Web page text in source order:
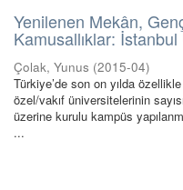
Yenilenen Mekân,
Kamusallıklar:
Çolak, Yunus (2015-04)
Türkiye’de son on yılda
özel/vakıf üniversitelerinin
üzerine kurulu kampüs
...